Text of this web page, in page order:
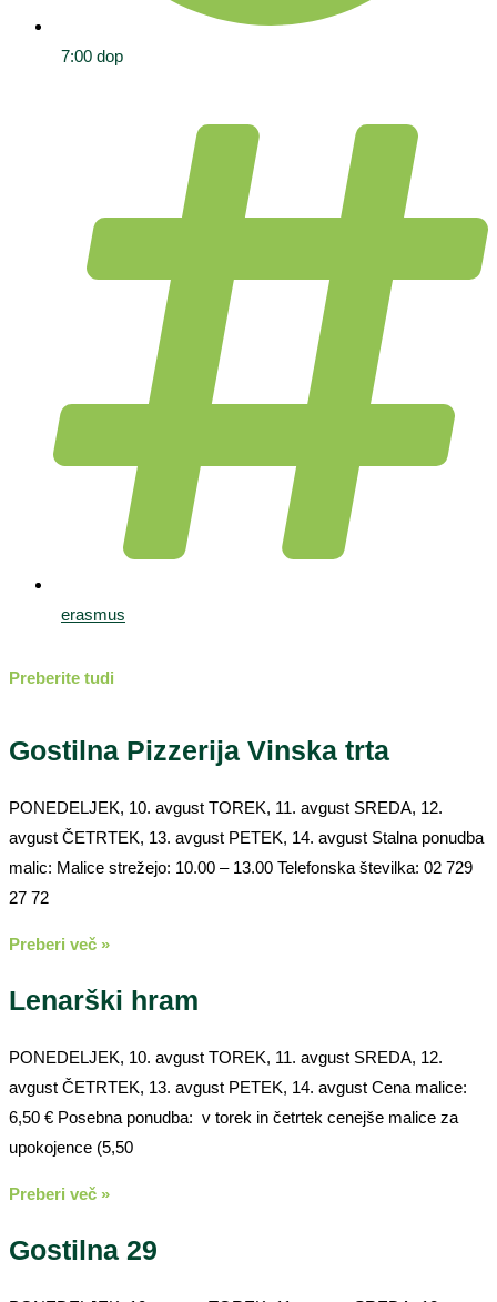
7:00 dop
erasmus
Preberite tudi
Gostilna Pizzerija Vinska trta
PONEDELJEK, 10. avgust TOREK, 11. avgust SREDA, 12.
avgust ČETRTEK, 13. avgust PETEK, 14. avgust Stalna ponudba
malic: Malice strežejo: 10.00 – 13.00 Telefonska številka: 02 729
27 72
Preberi več »
Lenarški hram
PONEDELJEK, 10. avgust TOREK, 11. avgust SREDA, 12.
avgust ČETRTEK, 13. avgust PETEK, 14. avgust Cena malice:
6,50 € Posebna ponudba: v torek in četrtek cenejše malice za
upokojence (5,50
Preberi več »
Gostilna 29